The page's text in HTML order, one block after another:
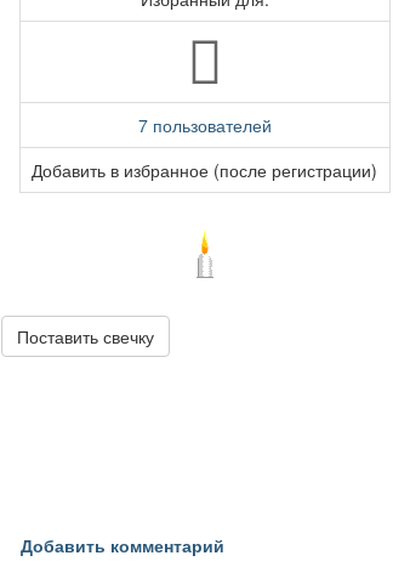
7 пользователей
Добавить в избранное (после регистрации)
Поставить свечку
Добавить комментарий